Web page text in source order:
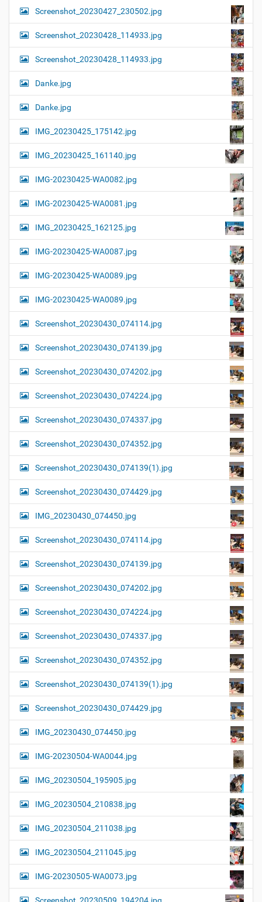
Screenshot_20230427_230502.jpg
Screenshot_20230428_114933.jpg
Screenshot_20230428_114933.jpg
Danke.jpg
Danke.jpg
IMG_20230425_175142.jpg
IMG_20230425_161140.jpg
IMG-20230425-WA0082.jpg
IMG-20230425-WA0081.jpg
IMG_20230425_162125.jpg
IMG-20230425-WA0087.jpg
IMG-20230425-WA0089.jpg
IMG-20230425-WA0089.jpg
Screenshot_20230430_074114.jpg
Screenshot_20230430_074139.jpg
Screenshot_20230430_074202.jpg
Screenshot_20230430_074224.jpg
Screenshot_20230430_074337.jpg
Screenshot_20230430_074352.jpg
Screenshot_20230430_074139(1).jpg
Screenshot_20230430_074429.jpg
IMG_20230430_074450.jpg
Screenshot_20230430_074114.jpg
Screenshot_20230430_074139.jpg
Screenshot_20230430_074202.jpg
Screenshot_20230430_074224.jpg
Screenshot_20230430_074337.jpg
Screenshot_20230430_074352.jpg
Screenshot_20230430_074139(1).jpg
Screenshot_20230430_074429.jpg
IMG_20230430_074450.jpg
IMG-20230504-WA0044.jpg
IMG_20230504_195905.jpg
IMG_20230504_210838.jpg
IMG_20230504_211038.jpg
IMG_20230504_211045.jpg
IMG-20230505-WA0073.jpg